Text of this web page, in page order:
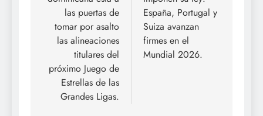
entradas
las puertas de
tomar por asalto
las alineaciones
titulares del
próximo Juego de
Estrellas de las
Grandes Ligas.
España, Portugal y
Suiza avanzan
firmes en el
Mundial 2026.